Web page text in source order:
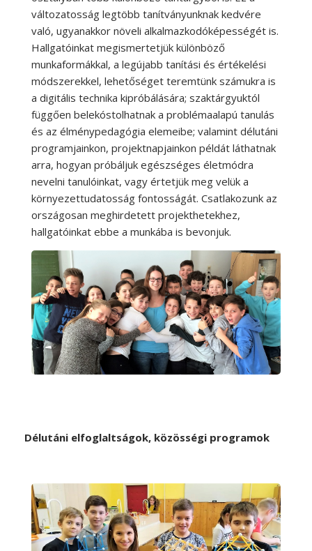
változatosság legtöbb tanítványunknak kedvére
való, ugyanakkor növeli alkalmazkodóképességét is.
Hallgatóinkat megismertetjük különböző
munkaformákkal, a legújabb tanítási és értékelési
módszerekkel, lehetőséget teremtünk számukra is
a digitális technika kipróbálására; szaktárgyuktól
függően belekóstolhatnak a problémaalapú tanulás
és az élménypedagógia elemeibe; valamint délutáni
programjainkon, projektnapjainkon példát láthatnak
arra, hogyan próbáljuk egészséges életmódra
nevelni tanulóinkat, vagy értetjük meg velük a
környezettudatosság fontosságát. Csatlakozunk az
országosan meghirdetett projekthetekhez,
hallgatóinkat ebbe a munkába is bevonjuk.
Délutáni elfoglaltságok, közösségi programok